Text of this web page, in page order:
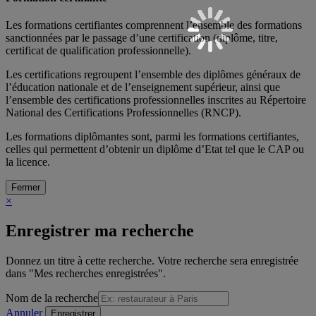
Les formations certifiantes comprennent l’ensemble des formations
sanctionnées par le passage d’une certification (diplôme, titre,
certificat de qualification professionnelle).
Les certifications regroupent l’ensemble des diplômes généraux de
l’éducation nationale et de l’enseignement supérieur, ainsi que
l’ensemble des certifications professionnelles inscrites au Répertoire
National des Certifications Professionnelles (RNCP).
Les formations diplômantes sont, parmi les formations certifiantes,
celles qui permettent d’obtenir un diplôme d’Etat tel que le CAP ou
la licence.
Fermer
×
Enregistrer ma recherche
Donnez un titre à cette recherche. Votre recherche sera enregistrée
dans "Mes recherches enregistrées".
Nom de la recherche
Annuler